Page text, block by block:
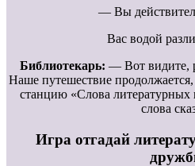
— Вы
Вас водой
Библиотекарь: — Вот видите,
Наше путешествие
станцию «Слова литературных
слова
Игра отгадай